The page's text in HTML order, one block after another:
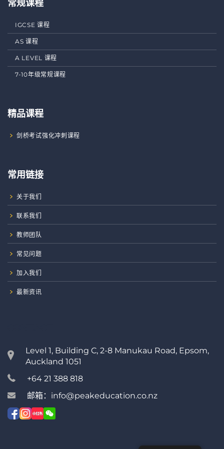
常规课程
IGCSE 课程
AS 课程
A LEVEL 课程
7-10年级常规课程
精品课程
剑桥考试强化冲刺课程
常用链接
关于我们
联系我们
教师团队
常见问题
加入我们
最新资讯
Level 1, Building C, 2-8 Manukau Road, Epsom,
Auckland 1051
+64 21 388 818
邮箱：info@peakeducation.co.nz